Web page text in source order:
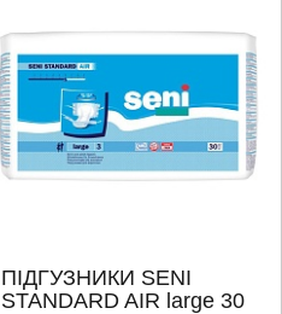
ПІДГУЗНИКИ SENI
STANDARD AIR large 30